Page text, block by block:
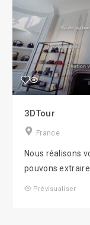
3DTour
France
Nous réalisons
pouvons extraire
Prévisualiser